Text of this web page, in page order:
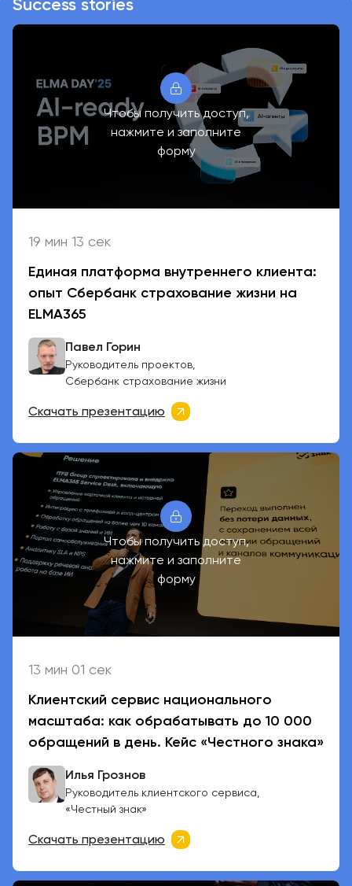
Success stories
Чтобы получить доступ,
нажмите и заполните
форму
19 мин 13 сек
Единая платформа внутреннего клиента:
опыт Сбербанк страхование жизни на
ELMA365
Павел Горин
Руководитель проектов,
Сбербанк страхование жизни
Скачать презентацию
Чтобы получить доступ,
нажмите и заполните
форму
13 мин 01 сек
Клиентский сервис национального
масштаба: как обрабатывать до 10 000
обращений в день. Кейс «Честного знака»
Илья Грознов
Руководитель клиентского сервиса,
«Честный знак»
Скачать презентацию